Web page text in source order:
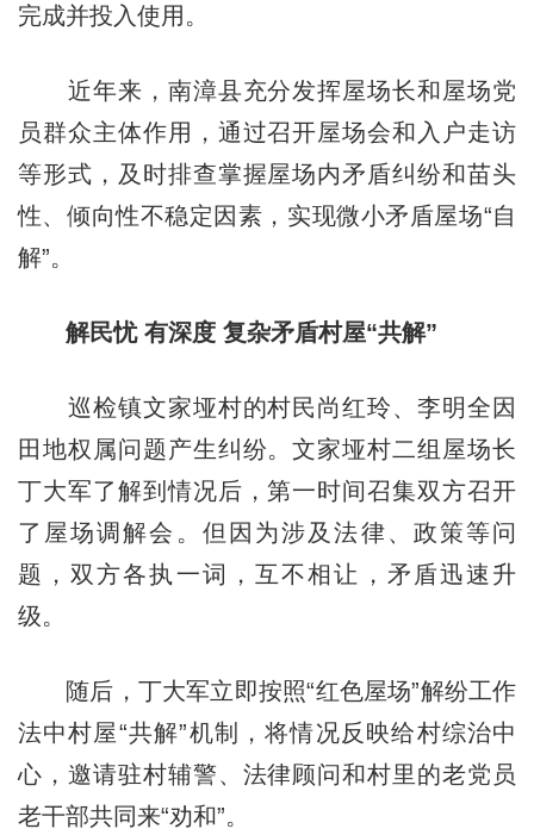
完成并投入使用。
近年来，南漳县充分发挥屋场长和屋场党
员群众主体作用，通过召开屋场会和入户走访
等形式，及时排查掌握屋场内矛盾纠纷和苗头
性、倾向性不稳定因素，实现微小矛盾屋场“自
解”。
解民忧 有深度 复杂矛盾村屋“共解”
巡检镇文家垭村的村民尚红玲、李明全因
田地权属问题产生纠纷。文家垭村二组屋场长
丁大军了解到情况后，第一时间召集双方召开
了屋场调解会。但因为涉及法律、政策等问
题，双方各执一词，互不相让，矛盾迅速升
级。
随后，丁大军立即按照“红色屋场”解纷工作
法中村屋“共解”机制，将情况反映给村综治中
心，邀请驻村辅警、法律顾问和村里的老党员
老干部共同来“劝和”。